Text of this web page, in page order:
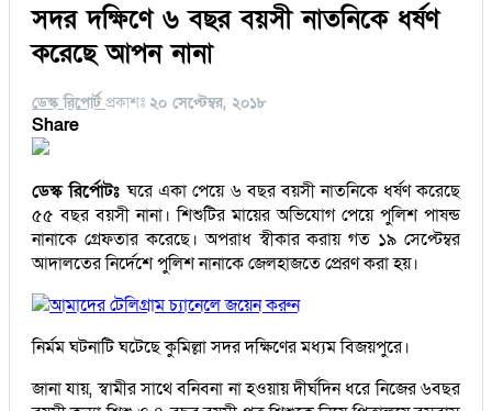
সদর দক্ষিণে ৬ বছর বয়সী নাতনিকে ধর্ষণ
করেছে আপন নানা
ডেস্ক রিপোর্ট প্রকাশঃ ২০ সেপ্টেম্বর, ২০১৮
Share
ডেস্ক রির্পোটঃঘরে একা পেয়ে ৬ বছর বয়সী নাতনিকে ধর্ষণ করেছে
৫৫ বছর বয়সী নানা। শিশুটির মায়ের অভিযোগ পেয়ে পুলিশ পাষন্ড
নানাকে গ্রেফতার করেছে। অপরাধ স্বীকার করায় গত ১৯ সেপ্টেম্বর
আদালতের নির্দেশে পুলিশ নানাকে জেলহাজতে প্রেরণ করা হয়।
আমাদের টেলিগ্রাম চ্যানেলে জয়েন করুন
নির্মম ঘটনাটি ঘটেছে কুমিল্লা সদর দক্ষিণের মধ্যম বিজয়পুরে।
জানা যায়, স্বামীর সাথে বনিবনা না হওয়ায় দীর্ঘদিন ধরে নিজের ৬বছর